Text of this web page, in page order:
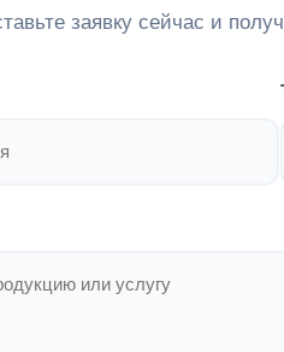
заявку сейчас и